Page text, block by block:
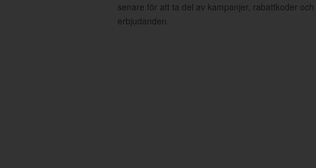
senare för att ta del av kampanjer, rabattkoder
erbjudanden.